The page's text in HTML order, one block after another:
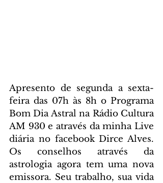
Apresento de segunda a sexta-
feira das 07h às 8h o Programa
Bom Dia Astral na Rádio Cultura
AM 930 e através da minha Live
diária no facebook Dirce Alves.
Os conselhos através da
astrologia agora tem uma nova
emissora. Seu trabalho, sua vida